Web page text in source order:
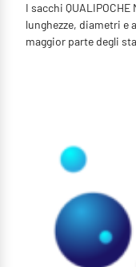
I sacchi
lunghezze, diametri e
maggior parte degli